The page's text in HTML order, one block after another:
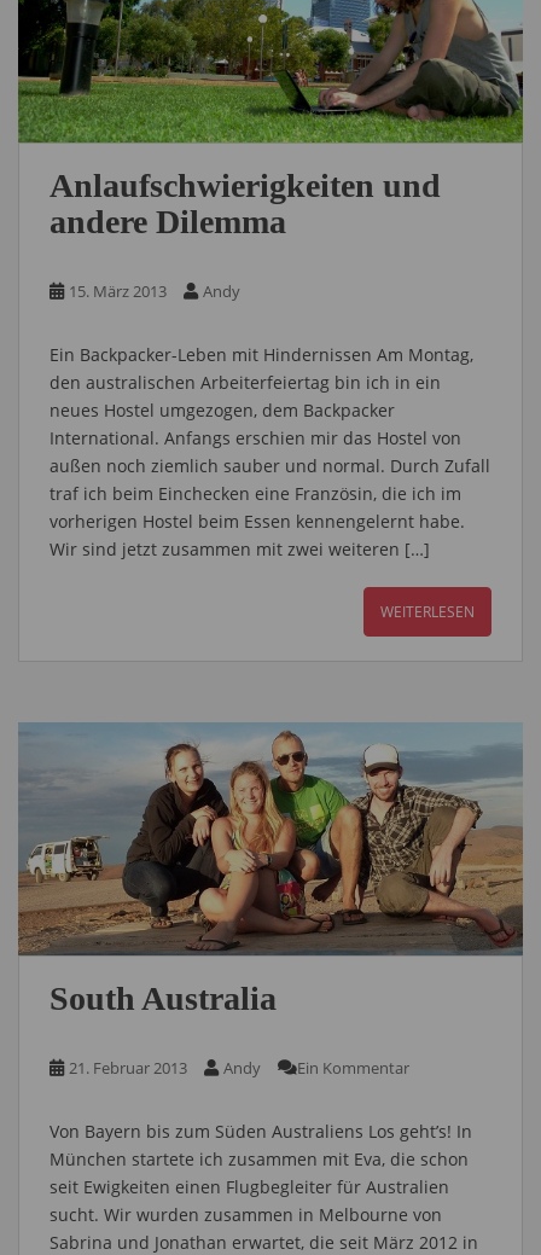
Anlaufschwierigkeiten und
andere Dilemma
15. März 2013 Andy
Ein Backpacker-Leben mit Hindernissen Am Montag,
den australischen Arbeiterfeiertag bin ich in ein
neues Hostel umgezogen, dem Backpacker
International. Anfangs erschien mir das Hostel von
außen noch ziemlich sauber und normal. Durch Zufall
traf ich beim Einchecken eine Französin, die ich im
vorherigen Hostel beim Essen kennengelernt habe.
Wir sind jetzt zusammen mit zwei weiteren […]
WEITERLESEN
South Australia
21. Februar 2013 Andy Ein Kommentar
Von Bayern bis zum Süden Australiens Los geht’s! In
München startete ich zusammen mit Eva, die schon
seit Ewigkeiten einen Flugbegleiter für Australien
sucht. Wir wurden zusammen in Melbourne von
Sabrina und Jonathan erwartet, die seit März 2012 in